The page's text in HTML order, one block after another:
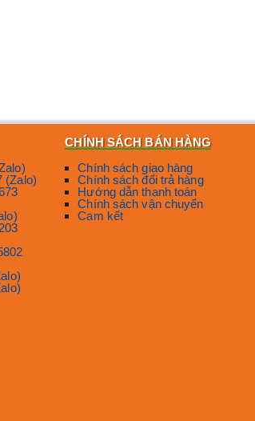
(Zalo)
CHÍNH SÁCH BÁN HÀNG
Chính sách giao hàng
Chính sách đổi trả hàng
Hướng dẫn thanh toán
Chính sách vận chuyển
Cam kết